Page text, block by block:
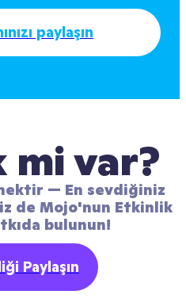
paylaşın
mi var?
— En sevdiğiniz
de Mojo'nun Etkinlik
bulunun!
Paylaşın